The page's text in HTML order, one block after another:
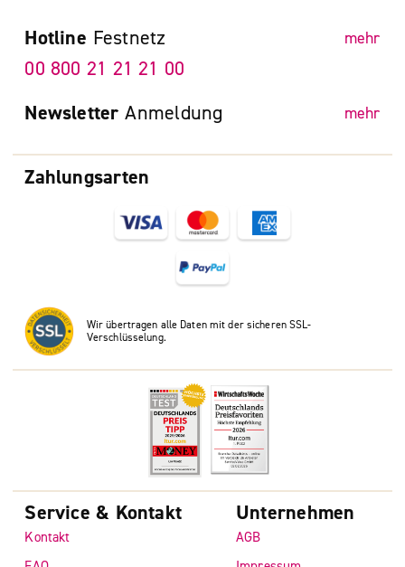
Zahlungsarten
Wir übertragen alle Daten mit der sicheren SSL-
Verschlüsselung.
Hotline Festnetz mehr
00 800 21 21 21 00
Newsletter Anmeldung mehr
Service & Kontakt
Kontakt
Unternehmen
AGB